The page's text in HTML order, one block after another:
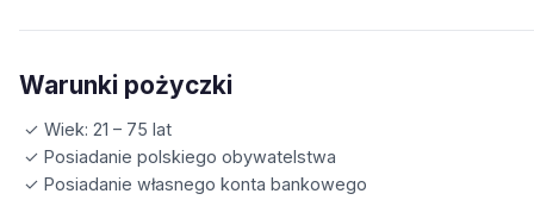
Warunki pożyczki
✓ Wiek: 21 – 75 lat
✓ Posiadanie polskiego obywatelstwa
✓ Posiadanie własnego konta bankowego